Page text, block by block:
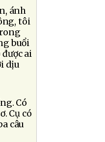
ánh
tôi
buổi
ai
dịu
Có
Cụ có
câu